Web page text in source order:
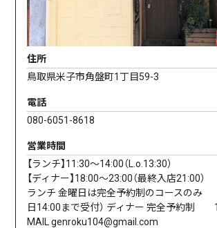
住所
鳥取県米子市角盤町1丁目59-3
電話
080-6051-8618
営業時間
【ランチ】11:30〜14:00（L.o.13:30）
【ディナー】18:00〜23:00（最終入店21:00）
ランチ 金曜日は完全予約制のコースのみ
日14:00まで受付） ディナー 完全予約制
MAIL genroku104@gmail.com